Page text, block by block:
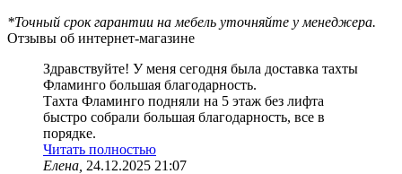
*Точный срок гарантии на мебель уточняйте у менеджера.
Отзывы об интернет-магазине
Здравствуйте! У меня сегодня была доставка тахты
Фламинго большая благодарность.
Тахта Фламинго подняли на 5 этаж без лифта
быстро собрали большая благодарность, все в
порядке.
Читать полностью
Елена, 24.12.2025 21:07